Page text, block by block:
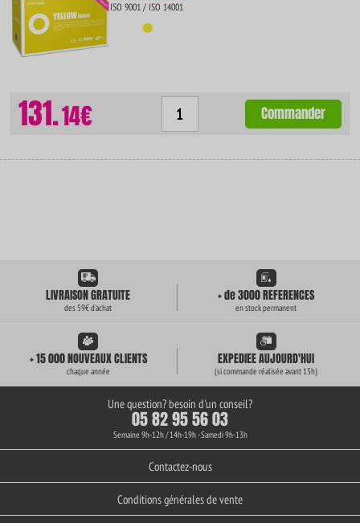
ISO 9001 / ISO 14001
131.14€ Commander
LIVRAISON GRATUITE
des 59€ d'achat
+ de 3000 REFERENCES
en stock permanent
+ 15 000 NOUVEAUX CLIENTS
chaque année
EXPEDIEE AUJOURD'HUI
(si commande réalisée avant 15h)
Une question? besoin d'un conseil?
05 82 95 56 03
Semaine 9h-12h / 14h-19h - Samedi 9h-13h
Contactez-nous
Conditions générales de vente